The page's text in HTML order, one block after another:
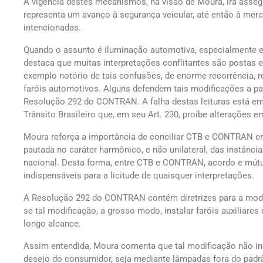
representa um avanço à segurança veicular, até então à
intencionadas.
Quando o assunto é iluminação automotiva,
destaca que muitas interpretações conflitantes são postas
exemplo notório de tais confusões, de enorme recorrência,
faróis automotivos. Alguns defendem tais modificações a
Resolução 292 do CONTRAN. A falha destas leituras está
Trânsito Brasileiro que, em seu Art. 230, proíbe alterações
Moura reforça a importância de conciliar CTB e CONTRAN
pautada no caráter harmônico, e não unilateral, das
nacional. Desta forma, entre CTB e CONTRAN, acordo e
indispensáveis para a licitude de quaisquer interpretações.
A Resolução 292 do CONTRAN contém diretrizes para a
se tal modificação, a grosso modo, instalar faróis
longo alcance.
Assim entendida, Moura comenta que tal modificação não
desejo do consumidor, seja mediante lâmpadas fora do